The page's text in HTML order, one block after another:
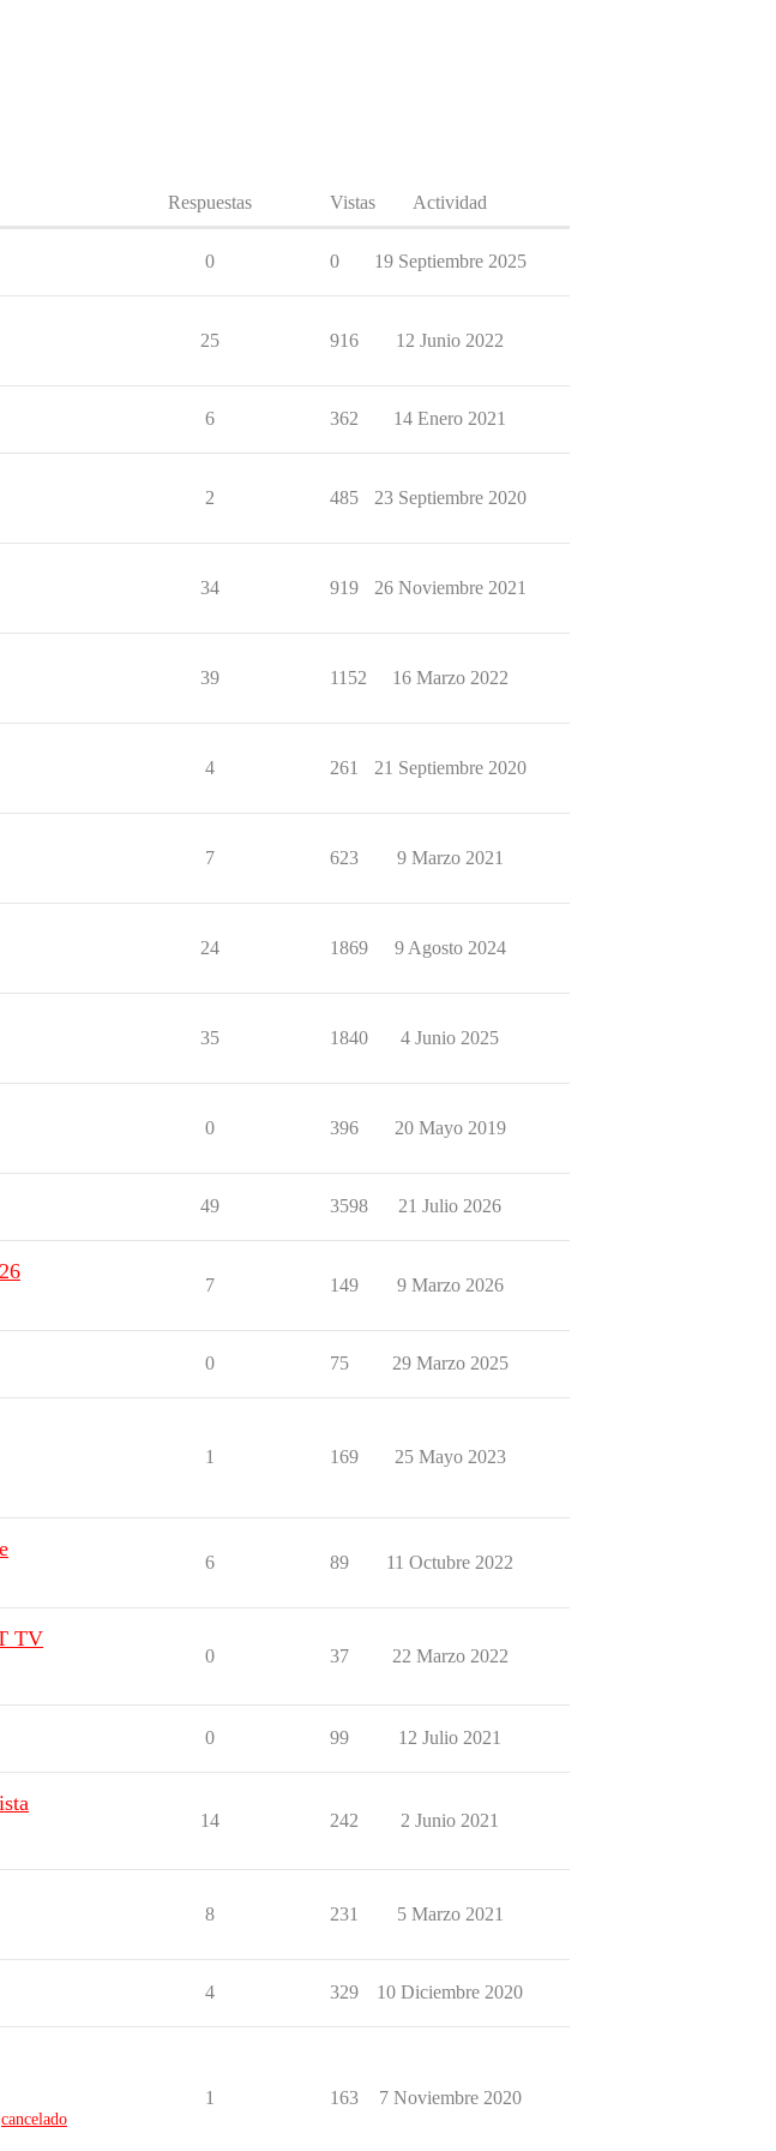
Respuestas Vistas Actividad
0 0 19 Septiembre 2025
25 916 12 Junio 2022
6 362 14 Enero 2021
2 485 23 Septiembre 2020
34 919 26 Noviembre 2021
39 1152 16 Marzo 2022
4 261 21 Septiembre 2020
7 623 9 Marzo 2021
24 1869 9 Agosto 2024
35 1840 4 Junio 2025
0 396 20 Mayo 2019
49 3598 21 Julio 2026
7 149 9 Marzo 2026
0 75 29 Marzo 2025
1 169 25 Mayo 2023
6 89 11 Octubre 2022
TV
0 37 22 Marzo 2022
0 99 12 Julio 2021
14 242 2 Junio 2021
8 231 5 Marzo 2021
4 329 10 Diciembre 2020
cancelado
1 163 7 Noviembre 2020